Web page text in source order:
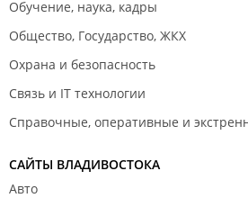
Обучение, наука, кадры
Общество, Государство, ЖКХ
Охрана и безопасность
Связь и IT технологии
Справочные, оперативные и
САЙТЫ ВЛАДИВОСТОКА
Авто